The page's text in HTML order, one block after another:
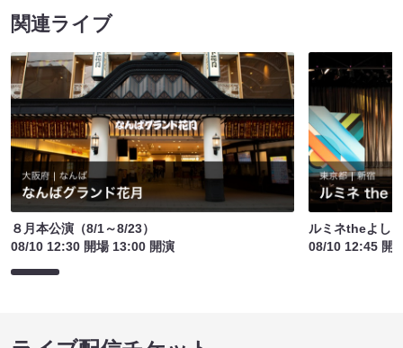
関連ライブ
８月本公演（8/1～8/23）
08/10 12:30 開場 13:00 開演
ルミネtheよし
08/10 12:45 開